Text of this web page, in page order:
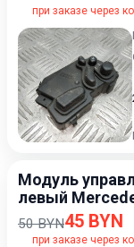
при заказе через
Модуль
левый
[рестайлинг]
50 BYN45 BYN
при заказе через